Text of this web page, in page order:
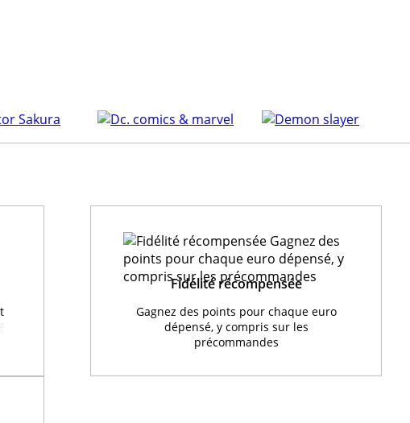
Fidélité récompensée
Gagnez des points pour chaque euro
dépensé, y compris sur les
précommandes